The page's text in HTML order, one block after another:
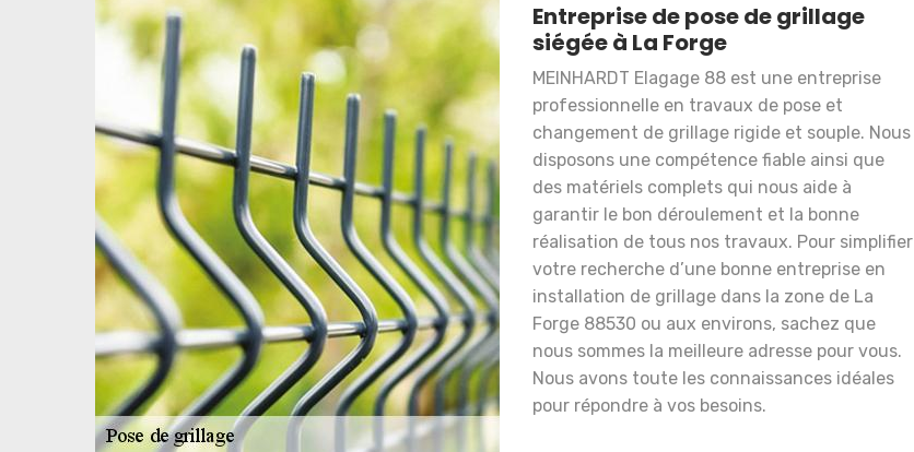
Entreprise de pose de grillage
siégée à La Forge
MEINHARDT Elagage 88 est une entreprise
professionnelle en travaux de pose et
changement de grillage rigide et souple. Nous
disposons une compétence fiable ainsi que
des matériels complets qui nous aide à
garantir le bon déroulement et la bonne
réalisation de tous nos travaux. Pour simplifier
votre recherche d’une bonne entreprise en
installation de grillage dans la zone de La
Forge 88530 ou aux environs, sachez que
nous sommes la meilleure adresse pour vous.
Nous avons toute les connaissances idéales
pour répondre à vos besoins.